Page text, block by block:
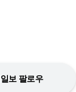
보 팔로우